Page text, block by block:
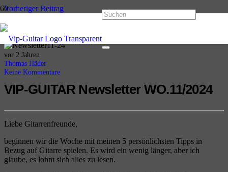
Vorheriger Beitrag
VIP-GUITAR Newsletter WO.10/2024
Nächster Beitrag
VIP-GUITAR Newsletter WO.12/2024
vor 2 Jahren
Thomas Häder
Keine Kommentare
VIP-GUITAR Newsletter WO.11/2024
Liebe Gitarrenfreunde,
beginnen wir die Woche mit meinen 5 persönlichsten Tipps in
Bezug auf Gitarre spielen. Es wird ein wenig länger, aber ich
glaube, es lohnt sich alles zu lesen.